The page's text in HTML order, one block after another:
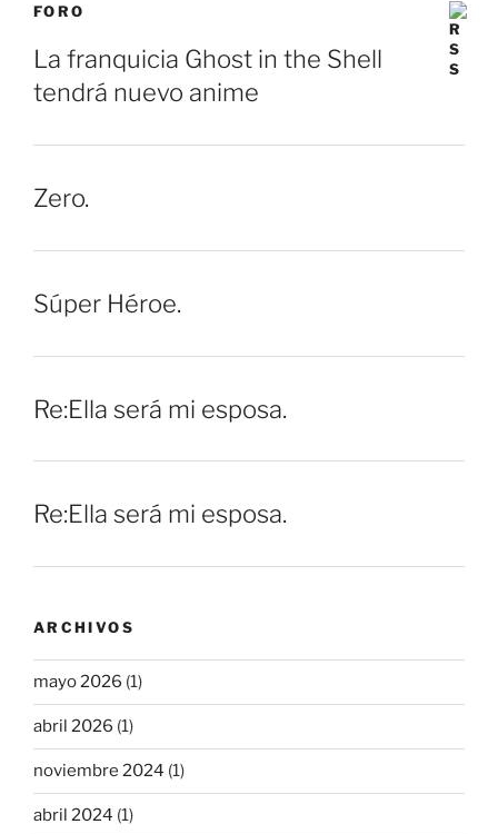
FORO
La franquicia Ghost in the Shell
tendrá nuevo anime
Zero.
Súper Héroe.
Re:Ella será mi esposa.
Re:Ella será mi esposa.
ARCHIVOS
mayo 2026 (1)
abril 2026 (1)
noviembre 2024 (1)
abril 2024 (1)